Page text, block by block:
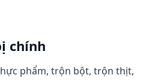
chính
phẩm, trộn bột, trộn thịt,